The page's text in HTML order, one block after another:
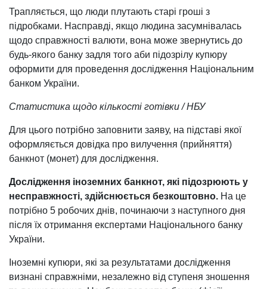
Трапляється, що люди плутають старі гроші з
підробками. Насправді, якщо людина засумнівалась
щодо справжності валюти, вона може звернутись до
будь-якого банку задля того аби підозрілу купюру
оформити для проведення дослідження Національним
банком України.
Статистика щодо кількості готівки / НБУ
Для цього потрібно заповнити заяву, на підставі якої
оформляється довідка про вилучення (прийняття)
банкнот (монет) для дослідження.
Дослідження іноземних банкнот, які підозрюють у
несправжності, здійснюється безкоштовно. На це
потрібно 5 робочих днів, починаючи з наступного дня
після їх отримання експертами Національного банку
України.
Іноземні купюри, які за результатами дослідження
визнані справжніми, незалежно від ступеня зношення